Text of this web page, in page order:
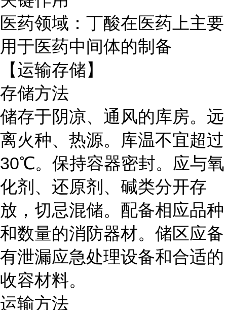
医药领域：丁酸在医药上主要
用于医药中间体的制备
【运输存储】
存储方法
储存于阴凉、通风的库房。远
离火种、热源。库温不宜超过
30℃。保持容器密封。应与氧
化剂、还原剂、碱类分开存
放，切忌混储。配备相应品种
和数量的消防器材。储区应备
有泄漏应急处理设备和合适的
收容材料。
运输方法